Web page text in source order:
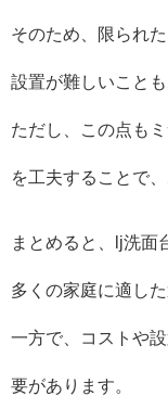
そのため、限られ
設置が難しいことも
ただし、この点も
を工夫することで
まとめると、lj洗面
多くの家庭に適し
一方で、コストや
要があります。